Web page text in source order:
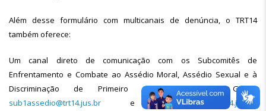
Além desse formulário com multicanais de denúncia, o TRT14
também oferece:‌
Um canal direto de comunicação com os Subcomitês de
Enfrentamento e Combate ao Assédio Moral, Assédio Sexual e à
Discriminação de Primeiro e de Segundo Graus:
sub1assedio@trt14.jus.br esub2assedio@trt14.jus.br